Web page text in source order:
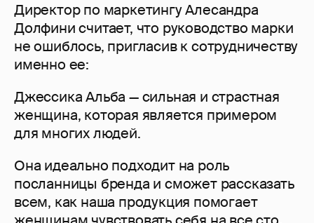
Директор по маркетингу Алесандра
Долфини считает, что руководство марки
не ошиблось, пригласив к сотрудничеству
именно ее:
Джессика Альба — сильная и страстная
женщина, которая является примером
для многих людей.
Она идеально подходит на роль
посланницы бренда и сможет рассказать
всем, как наша продукция помогает